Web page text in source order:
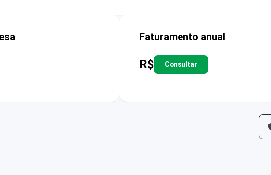
Faturamento anual
R$ Consultar